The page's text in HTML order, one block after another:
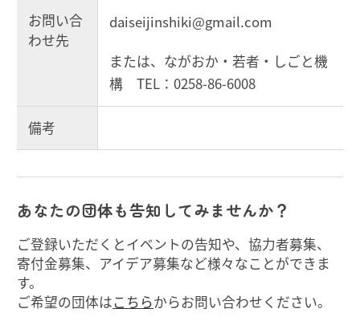
お問い合
わせ先
daiseijinshiki@gmail.com
または、ながおか・若者・しごと機
構 TEL：0258-86-6008
備考
あなたの団体も告知してみませんか？
ご登録いただくとイベントの告知や、協力者募集、
寄付金募集、アイデア募集など様々なことができま
す。
ご希望の団体はこちらからお問い合わせください。